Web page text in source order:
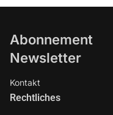
Abonnement
Newsletter
Kontakt
Rechtliches